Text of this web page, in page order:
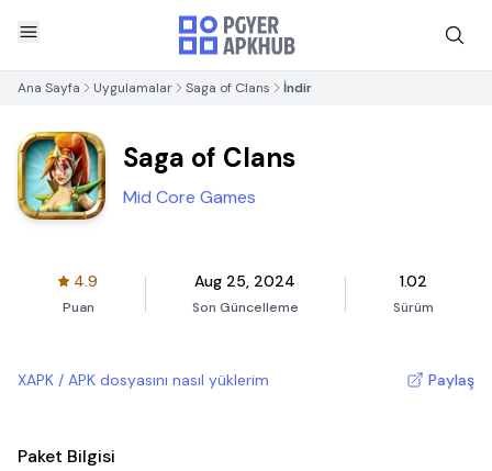
Ana Sayfa Uygulamalar Saga of Clans İndir
Saga of Clans
Mid Core Games
4.9
Puan
Aug 25, 2024
Son Güncelleme
1.02
Sürüm
XAPK / APK dosyasını nasıl yüklerim Paylaş
Paket Bilgisi